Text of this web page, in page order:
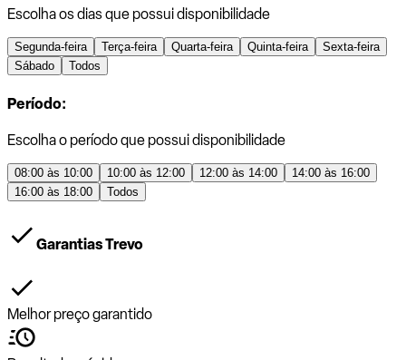
Escolha os dias que possui disponibilidade
Segunda-feira Terça-feira Quarta-feira Quinta-feira
Sexta-feira
Sábado
Todos
Período:
Escolha o período que possui disponibilidade
08:00 às 10:00 10:00 às 12:00 12:00 às 14:00
14:00 às 16:00
16:00 às 18:00
Todos
Garantias Trevo
Melhor preço garantido